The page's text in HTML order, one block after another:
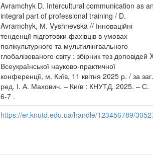
Avramchyk D. Intercultural communication as
integral part of professional training / D.
Avramchyk, М. Vyshnevska // Інноваційні
тенденції підготовки фахівців в умовах
полікультурного та мультилінгвального
глобалізованого світу : збірник тез доповідей
Всеукраїнської науково-практичної
конференції, м. Київ, 11 квітня 2025 р. / за заг.
ред. І. А. Махович. – Київ : КНУТД, 2025. – С.
6-7 .
https://er.knutd.edu.ua/handle/123456789/